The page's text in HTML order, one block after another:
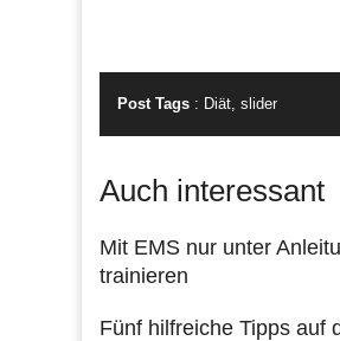
Post Tags : Diät slider
Auch interessant
Mit EMS nur unter
trainieren
Fünf hilfreiche Tipps auf